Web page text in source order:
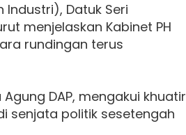
Datuk Seri
menjelaskan Kabinet PH
rundingan terus
DAP, mengakui khuatir
senjata politik sesetengah